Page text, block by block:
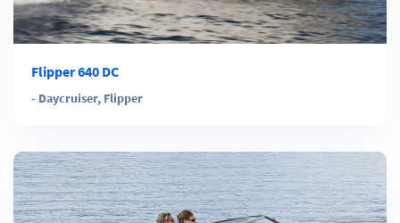
Flipper 640 DC
- Daycruiser, Flipper